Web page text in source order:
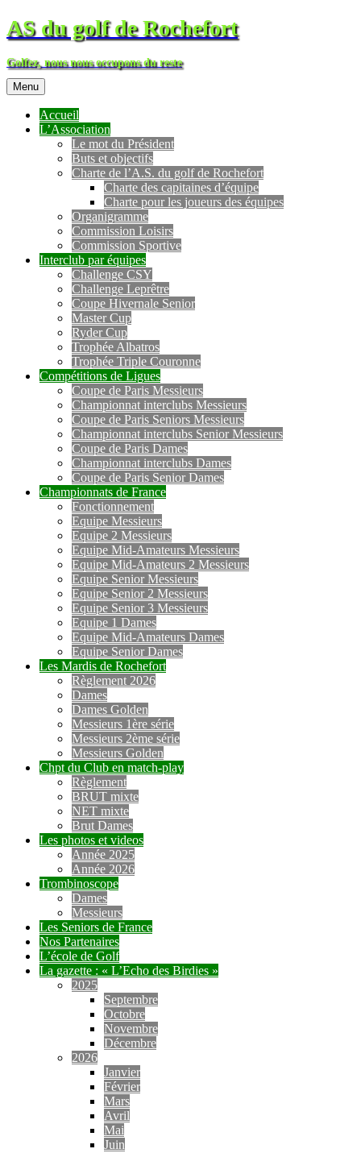
AS du golf de Rochefort
Golfez, nous nous occupons du reste
Menu
Accueil
L’Association
Le mot du Président
Buts et objectifs
Charte de l’A.S. du golf de Rochefort
Charte des capitaines d’équipe
Charte pour les joueurs des équipes
Organigramme
Commission Loisirs
Commission Sportive
Interclub par équipes
Challenge CSY
Challenge Leprêtre
Coupe Hivernale Senior
Master Cup
Ryder Cup
Trophée Albatros
Trophée Triple Couronne
Compétitions de Ligues
Coupe de Paris Messieurs
Championnat interclubs Messieurs
Coupe de Paris Seniors Messieurs
Championnat interclubs Senior Messieurs
Coupe de Paris Dames
Championnat interclubs Dames
Coupe de Paris Senior Dames
Championnats de France
Fonctionnement
Equipe Messieurs
Equipe 2 Messieurs
Equipe Mid-Amateurs Messieurs
Equipe Mid-Amateurs 2 Messieurs
Equipe Senior Messieurs
Equipe Senior 2 Messieurs
Equipe Senior 3 Messieurs
Equipe 1 Dames
Equipe Mid-Amateurs Dames
Equipe Senior Dames
Les Mardis de Rochefort
Règlement 2026
Dames
Dames Golden
Messieurs 1ère série
Messieurs 2ème série
Messieurs Golden
Chpt du Club en match-play
Règlement
BRUT mixte
NET mixte
Brut Dames
Les photos et videos
Année 2025
Année 2026
Trombinoscope
Dames
Messieurs
Les Seniors de France
Nos Partenaires
L’école de Golf
La gazette : « L’Echo des Birdies »
2025
Septembre
Octobre
Novembre
Décembre
2026
Janvier
Février
Mars
Avril
Mai
Juin